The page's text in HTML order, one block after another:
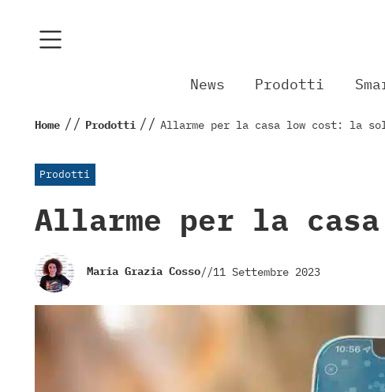
News Prodotti
Home // Prodotti // Allarme per la casa low cost: la
Prodotti
Allarme per la
Maria Grazia Cosso//11 Settembre 2023